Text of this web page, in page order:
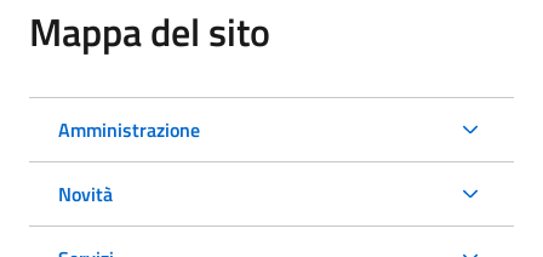
Mappa del sito
Amministrazione
Novità